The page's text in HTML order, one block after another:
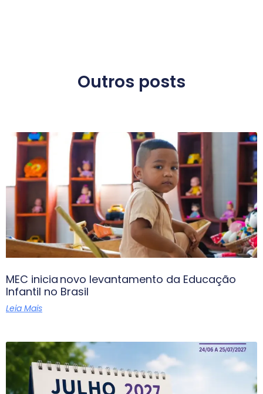
Outros posts
MEC inicia novo levantamento da Educação
Infantil no Brasil
Leia Mais